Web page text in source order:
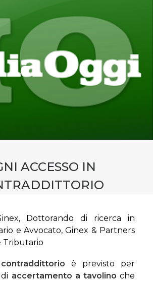
DEL PATRIMONIO
ACCESSO IN
Dottorando di ricerca in
e Avvocato, Ginex & Partners
Tributario
è previsto per
accertamento a tavolino che